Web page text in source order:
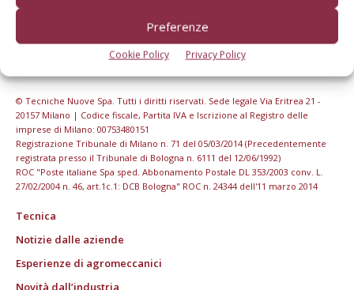
Preferenze
Cookie Policy Privacy Policy
© Tecniche Nuove Spa. Tutti i diritti riservati. Sede legale Via Eritrea 21 -
20157 Milano | Codice fiscale, Partita IVA e Iscrizione al Registro delle
imprese di Milano: 00753480151
Registrazione Tribunale di Milano n. 71 del 05/03/2014 (Precedentemente
registrata presso il Tribunale di Bologna n. 6111 del 12/06/1992)
ROC "Poste italiane Spa sped. Abbonamento Postale DL 353/2003 conv. L.
27/02/2004 n. 46, art.1c.1: DCB Bologna" ROC n. 24344 dell'11 marzo 2014
Tecnica
Notizie dalle aziende
Esperienze di agromeccanici
Novità dall’industria